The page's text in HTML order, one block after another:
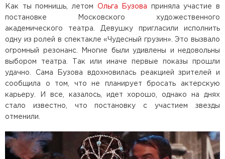
Как ты помнишь, летом Ольга Бузова приняла участие в
постановке Московского художественного
академического театра. Девушку пригласили исполнить
одну из ролей в спектакле «Чудесный грузин». Это вызвало
огромный резонанс. Многие были удивлены и недовольны
выбором театра. Так или иначе первые показы прошли
удачно. Сама Бузова вдохновилась реакцией зрителей и
сообщила о том, что не планирует бросать актерскую
карьеру. И все, казалось, идет хорошо, однако на днях
стало известно, что постановку с участием звезды
отменили.